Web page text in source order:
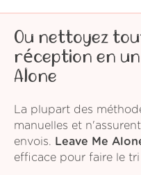
Ou nettoyez
réception en un
Alone
La plupart des
manuelles et
envois.
Leave Me
efficace pour faire le